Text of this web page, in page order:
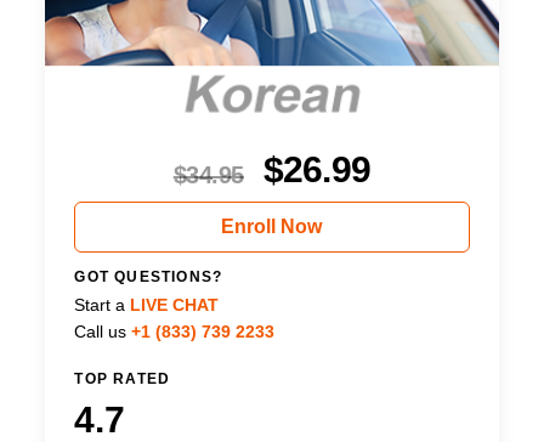
$34.95 $26.99
Enroll Now
GOT QUESTIONS?
Start a LIVE CHAT
Call us +1 (833) 739 2233
TOP RATED
4.7